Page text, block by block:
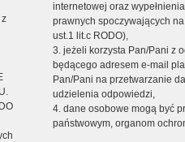
internetowej oraz
prawnych spoczywających
ust.1 lit.c RODO),
3. jeżeli korzysta Pan/Pani z
będącego adresem e-mail
Pan/Pani na przetwarzanie
udzielenia odpowiedzi,
4. dane osobowe mogą być
państwowym, organom